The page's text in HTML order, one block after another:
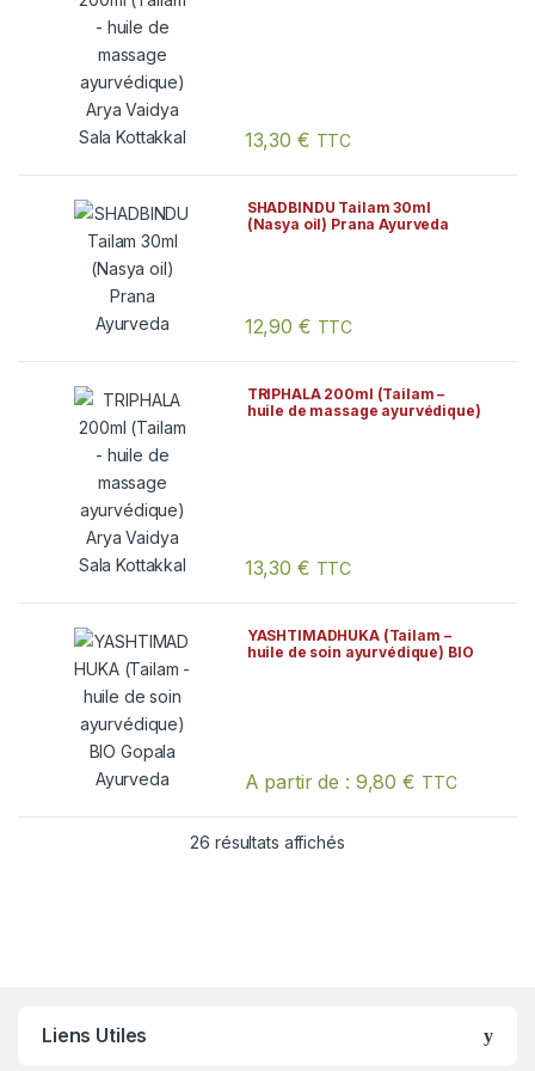
13,30 € TTC
SHADBINDU Tailam 30ml
(Nasya oil) Prana Ayurveda
12,90 € TTC
TRIPHALA 200ml (Tailam –
huile de massage ayurvédique)
13,30 € TTC
YASHTIMADHUKA (Tailam –
huile de soin ayurvédique) BIO
A partir de : 9,80€ TTC
Ce produit a plusieurs variations.
26 résultats affichés
Liens Utiles